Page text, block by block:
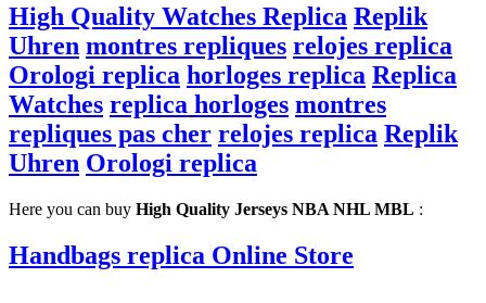
High Quality Watches Replica Replik
Uhren montres repliques relojes replica
Orologi replica horloges replica Replica
Watches replica horloges montres
repliques pas cher relojes replica Replik
Uhren Orologi replica
Here you can buy High Quality Jerseys NBA NHL MBL :
Handbags replica Online Store